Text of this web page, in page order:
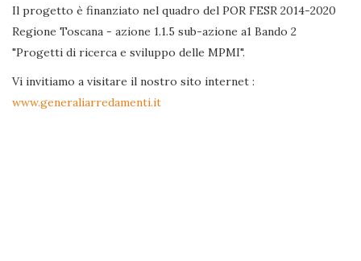
Il progetto è finanziato nel quadro del POR FESR 2014-2020
Regione Toscana - azione 1.1.5 sub-azione a1 Bando 2
"Progetti di ricerca e sviluppo delle MPMI".
Vi invitiamo a visitare il nostro sito internet :
www.generaliarredamenti.it